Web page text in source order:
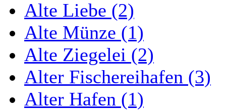
Alte Liebe (2)
Alte Münze (1)
Alte Ziegelei (2)
Alter Fischereihafen (3)
Alter Hafen (1)